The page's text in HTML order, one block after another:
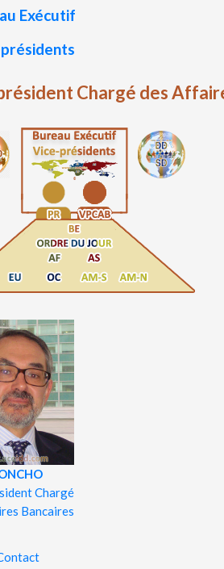
Exécutif
Chargé des
Chargé
Bancaires